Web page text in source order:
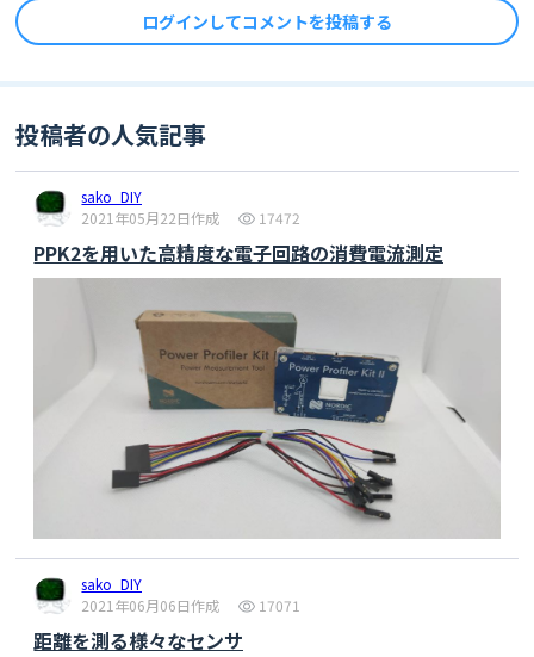
ログインしてコメントを投稿する
投稿者の人気記事
sako_DIY
2021年05月22日作成
17472
PPK2を用いた高精度な電子回路の消費電流測定
sako_DIY
2021年06月06日作成
17071
距離を測る様々なセンサ